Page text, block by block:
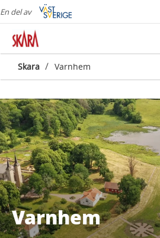
En del av
Skara / Varnhem
Varnhem